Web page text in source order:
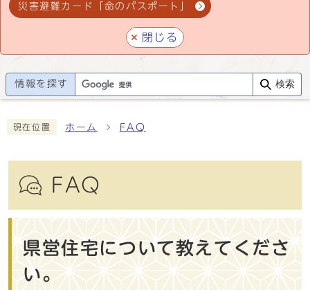
災害避難カード「命のパスポート」
閉じる
情報を探す 検索
現在位置 ホーム FAQ
FAQ
県営住宅について教えてくださ
い。